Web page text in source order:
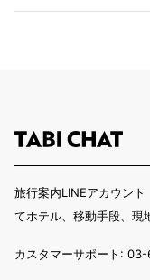
旅行案内LINEアカウン
てホテル、移動手段、現
カスタマーサポート: